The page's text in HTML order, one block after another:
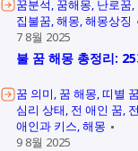
꿈분석 꿈해몽 난로꿈
집불꿈 해몽 해몽상징
7 8월 2025
불 꿈 해몽 총정리:
꿈 의미 꿈 해몽 띠별
심리 상태 전 애인 꿈
애인과 키스 해몽
9 8월 2025